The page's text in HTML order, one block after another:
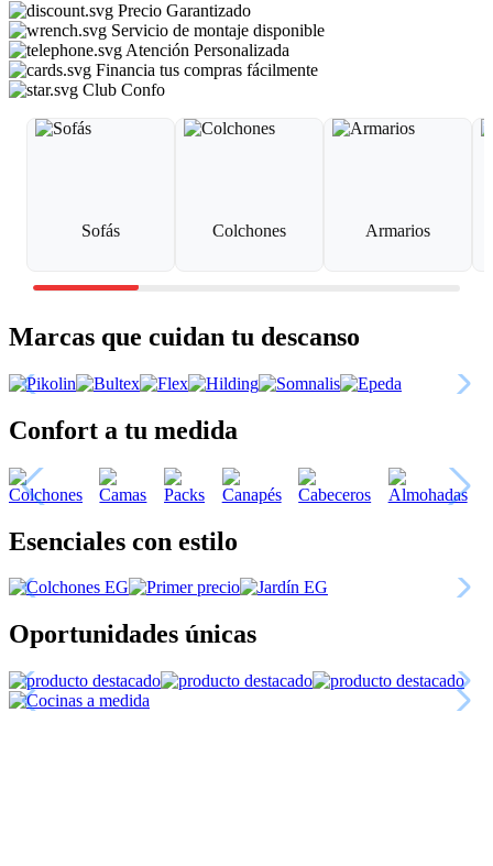
Precio Garantizado
Servicio de montaje disponible
Atención Personalizada
Financia tus compras fácilmente
Club Confo
Sofás Colchones Armarios
Marcas que cuidan tu descanso
Confort a tu medida
Esenciales con estilo
Oportunidades únicas